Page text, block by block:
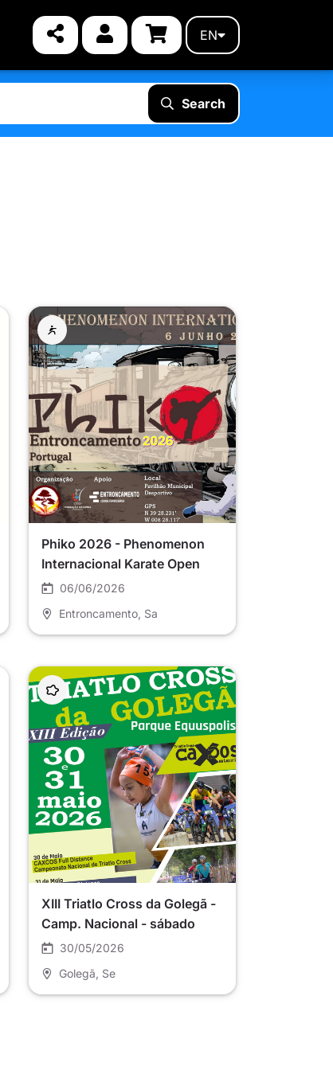
EN
Search
Phiko 2026 - Phenomenon
Internacional Karate Open
06/06/2026
Entroncamento , Sa
XIII Triatlo Cross da Golegã -
Camp. Nacional - sábado
30/05/2026
Golegã , Se